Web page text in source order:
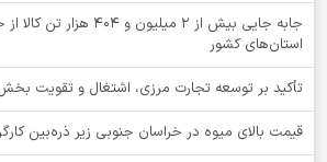
جابه جایی بیش از 2 میلیون
استان‌های کشور
تأکید بر توسعه تجارت مرزی، اشتغال و تقویت
قیمت بالای میوه در خراسان جنوبی زیر ذره‌بین